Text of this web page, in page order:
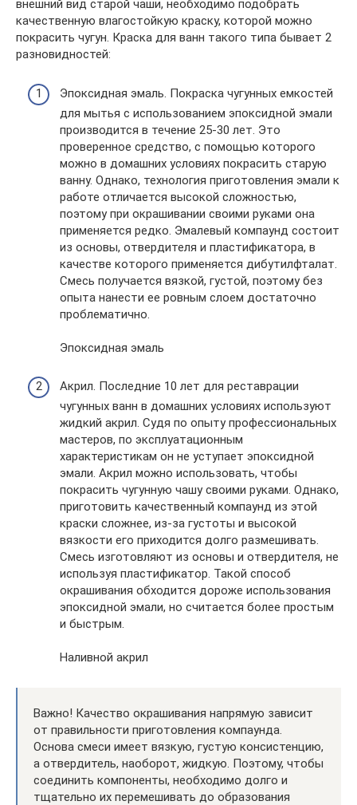
внешний вид старой чаши, необходимо подобрать
качественную влагостойкую краску, которой можно
покрасить чугун. Краска для ванн такого типа бывает 2
разновидностей:
Эпоксидная эмаль. Покраска чугунных емкостей
для мытья с использованием эпоксидной эмали
производится в течение 25-30 лет. Это
проверенное средство, с помощью которого
можно в домашних условиях покрасить старую
ванну. Однако, технология приготовления эмали к
работе отличается высокой сложностью,
поэтому при окрашивании своими руками она
применяется редко. Эмалевый компаунд состоит
из основы, отвердителя и пластификатора, в
качестве которого применяется дибутилфталат.
Смесь получается вязкой, густой, поэтому без
опыта нанести ее ровным слоем достаточно
проблематично.
Эпоксидная эмаль
Акрил. Последние 10 лет для реставрации
чугунных ванн в домашних условиях используют
жидкий акрил. Судя по опыту профессиональных
мастеров, по эксплуатационным
характеристикам он не уступает эпоксидной
эмали. Акрил можно использовать, чтобы
покрасить чугунную чашу своими руками. Однако,
приготовить качественный компаунд из этой
краски сложнее, из-за густоты и высокой
вязкости его приходится долго размешивать.
Смесь изготовляют из основы и отвердителя, не
используя пластификатор. Такой способ
окрашивания обходится дороже использования
эпоксидной эмали, но считается более простым
и быстрым.
Наливной акрил
Важно! Качество окрашивания напрямую зависит
от правильности приготовления компаунда.
Основа смеси имеет вязкую, густую консистенцию,
а отвердитель, наоборот, жидкую. Поэтому, чтобы
соединить компоненты, необходимо долго и
тщательно их перемешивать до образования